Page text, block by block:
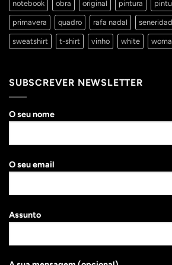
notebook obra original pintura
primavera quadro rafa nadal
sweatshirt t-shirt vinho white
SUBSCREVER NEWSLETTER
O seu nome
O seu email
Assunto